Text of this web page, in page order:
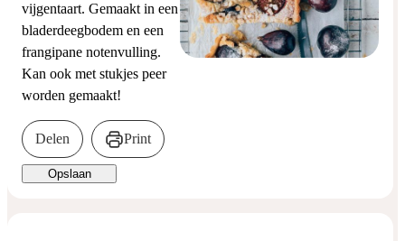
vijgentaart. Gemaakt in een
bladerdeegbodem en een
frangipane notenvulling.
Kan ook met stukjes peer
worden gemaakt!
Delen Print
Opslaan